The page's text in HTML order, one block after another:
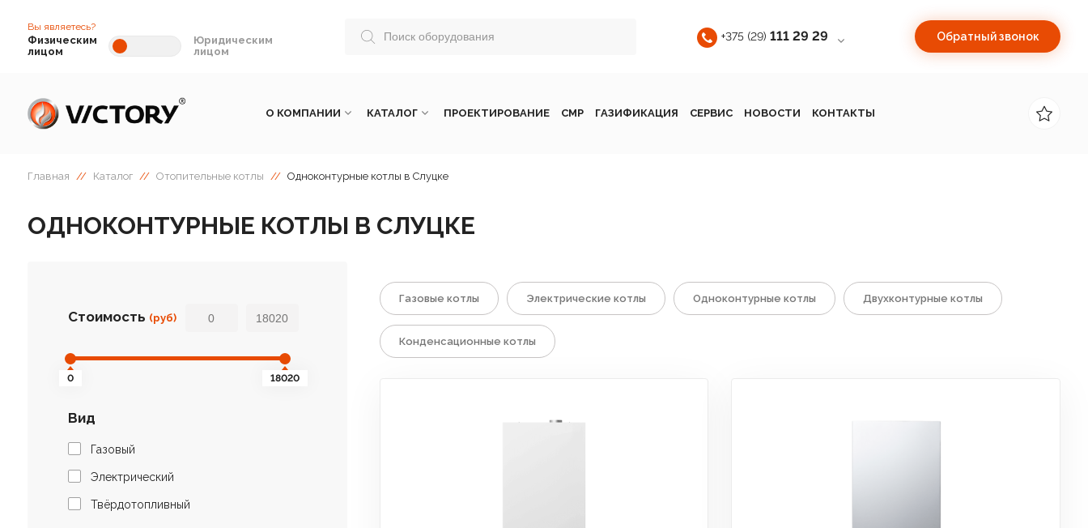
Вы являетесь?
Физическим
лицом
Юридическим
лицом
+375 (29) 111 29 29 Обратный звонок
О КОМПАНИИ КАТАЛОГ ПРОЕКТИРОВАНИЕ СМР ГАЗИФИКАЦИЯ СЕРВИС НОВОСТИ КОНТАКТЫ
Главная // Каталог // Отопительные котлы // Одноконтурные котлы в Слуцке
ОДНОКОНТУРНЫЕ КОТЛЫ В СЛУЦКЕ
Стоимость (руб)
0 18020
Вид
Газовый
Электрический
Твёрдотопливный
Газовые котлы Электрические котлы Одноконтурные котлы Двухконтурные котлы
Конденсационные котлы